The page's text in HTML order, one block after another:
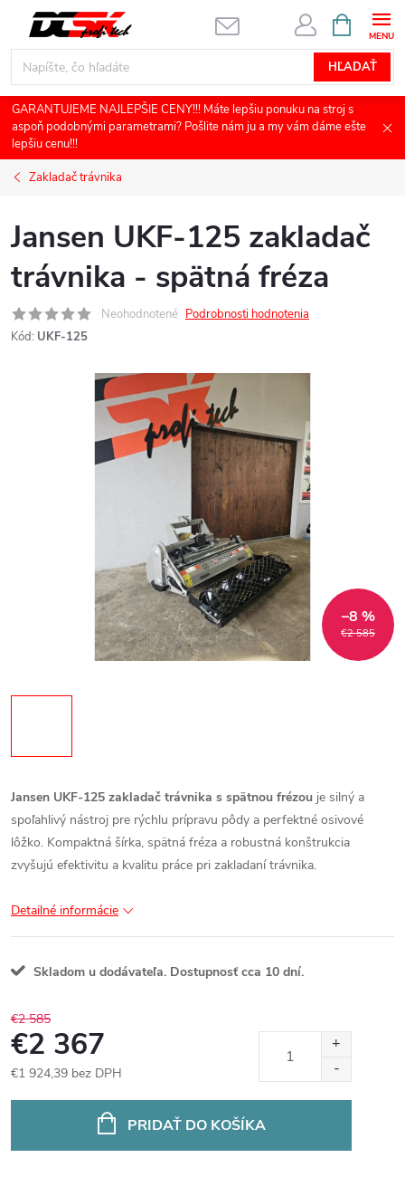
obsah
HĽADAŤ
KOŠÍK
GARANTUJEME NAJLEPŠIE CENY!!! Máte lepšiu ponuku na stroj s
aspoň podobnými parametrami? Pošlite nám ju a my vám dáme ešte
lepšiu cenu!!!
Zakladač trávnika
Jansen UKF-125 zakladač
trávnika - spätná fréza
Neohodnotené Podrobnosti hodnotenia
Kód: UKF-125
€2 585
–8 %
Jansen UKF‑125 zakladač trávnika s spätnou frézou je silný a
spoľahlivý nástroj pre rýchlu prípravu pôdy a perfektné osivové
lôžko. Kompaktná šírka, spätná fréza a robustná konštrukcia
zvyšujú efektivitu a kvalitu práce pri zakladaní trávnika.
Detailné informácie
Skladom u dodávateľa. Dostupnosť cca 10 dní.
€2 585
€2 367
€1 924,39 bez DPH
PRIDAŤ DO KOŠÍKA